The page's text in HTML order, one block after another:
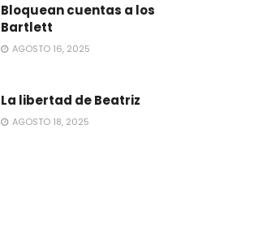
Bloquean cuentas a los
Bartlett
AGOSTO 16, 2025
La libertad de Beatriz
AGOSTO 18, 2025